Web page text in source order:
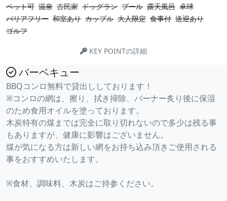
ペット可 温泉 古民家 ドッグラン プール 露天風呂 卓球
バリアフリー 和室あり カップル 大人限定 食事付 送迎あり
ゴルフ
KEY POINTの詳細
バーベキュー
BBQコンロ無料で貸出ししております！
※コンロの網は、擦り、拭き掃除、バーナー炙り後に保湿
のため食用オイルを塗っております。
木炭特有の煤までは完全に取り切れないので多少は残る事
もありますが、健康に影響はございません。
煤が気になる方は新しい網をお持ち込み頂きご使用される
事をおすすめいたします。
※食材、調味料、木炭はご持参ください。